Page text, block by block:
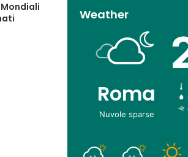
Weather
Roma
Nuvole sparse